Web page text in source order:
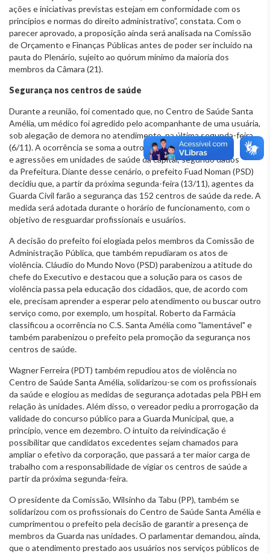
ações e iniciativas previstas estejam em conformidade com os
princípios e normas do direito administrativo”, constata. Com o
parecer aprovado, a proposição ainda será analisada na Comissão
de Orçamento e Finanças Públicas antes de poder ser incluído na
pauta do Plenário, sujeito ao quórum mínimo da maioria dos
membros da Câmara (21).
Segurança nos centros de saúde
Durante a reunião, foi comentado que, no Centro de Saúde Santa
Amélia, um médico foi agredido pelo acompanhante de uma usuária,
sob alegação de demora no atendimento, na última segunda-feira
(6/11). A ocorrência se soma a outros 26 casos de brigas
e agressões em unidades de saúde da capital, segundo dados
da Prefeitura. Diante desse cenário, o prefeito Fuad Noman (PSD)
decidiu que, a partir da próxima segunda-feira (13/11), agentes da
Guarda Civil farão a segurança das 152 centros de saúde da rede. A
medida será adotada durante o horário de funcionamento, com o
objetivo de resguardar profissionais e usuários.
A decisão do prefeito foi elogiada pelos membros da Comissão de
Administração Pública, que também repudiaram os atos de
violência. Cláudio do Mundo Novo (PSD) parabenizou a atitude do
chefe do Executivo e destacou que a solução para os casos de
violência passa pela educação dos cidadãos, que, de acordo com
ele, precisam aprender a esperar pelo atendimento ou buscar outro
serviço como, por exemplo, um hospital. Roberto da Farmácia
classificou a ocorrência no C.S. Santa Amélia como "lamentável" e
também parabenizou o prefeito pela promoção da segurança nos
centros de saúde.
Wagner Ferreira (PDT) também repudiou atos de violência no
Centro de Saúde Santa Amélia, solidarizou-se com os profissionais
da saúde e elogiou as medidas de segurança adotadas pela PBH em
relação às unidades. Além disso, o vereador pediu a prorrogação da
validade do concurso público para a Guarda Municipal, que, a
princípio, vence em dezembro. O intuito da reivindicação é
possibilitar que candidatos excedentes sejam chamados para
ampliar o efetivo da corporação, que passará a ter maior carga de
trabalho com a responsabilidade de vigiar os centros de saúde a
partir da próxima segunda-feira.
O presidente da Comissão, Wilsinho da Tabu (PP), também se
solidarizou com os profissionais do Centro de Saúde Santa Amélia e
cumprimentou o prefeito pela decisão de garantir a presença de
membros da Guarda nas unidades. O parlamentar demandou, ainda,
que o atendimento prestado aos usuários nos serviços públicos de